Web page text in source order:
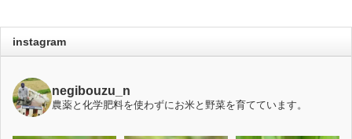
instagram
negibouzu_n
農薬と化学肥料を使わずにお米と野菜を育てています。